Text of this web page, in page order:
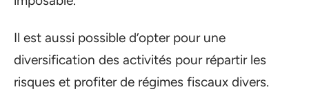
Il est aussi possible d’opter pour une
diversification des activités pour répartir les
risques et profiter de régimes fiscaux divers.